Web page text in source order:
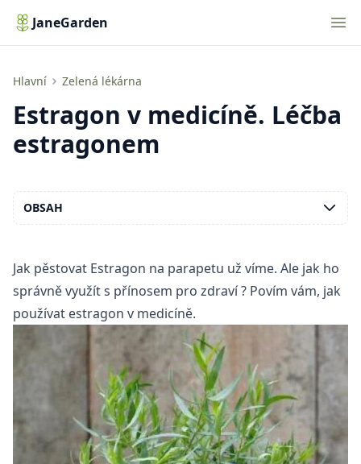
JaneGarden
Hlavní Zelená lékárna
Estragon v medicíně. Léčba estragonem
Estragon v medicíně. Léčba
estragonem
Jak pěstovat Estragon na parapetu už víme. Ale jak ho
správně využít s přínosem pro zdraví? Povím vám, jak
používat estragon v medicíně.
OBSAH